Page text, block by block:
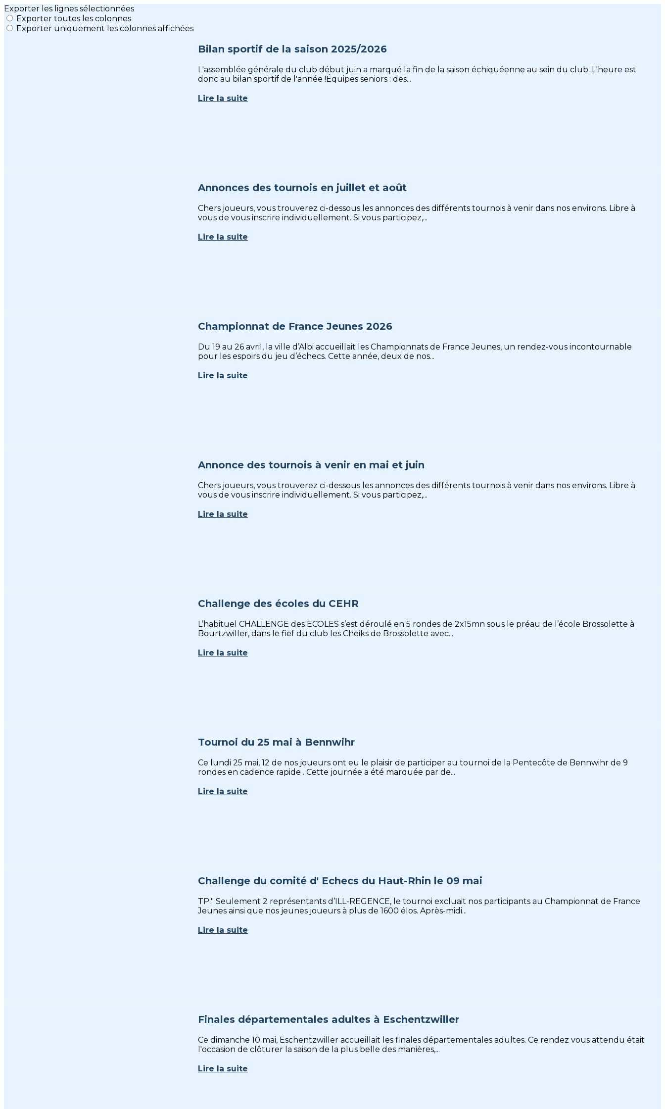
Exporter les lignes sélectionnées
Exporter toutes les colonnes
Exporter uniquement les colonnes affichées
Bilan sportif de la saison 2025/2026
L'assemblée générale du club début juin a marqué la fin de la saison échiquéenne au sein du club. L'heure est
donc au bilan sportif de l'année !Équipes seniors : des...
Lire la suite
Annonces des tournois en juillet et août
Chers joueurs, vous trouverez ci-dessous les annonces des différents tournois à venir dans nos environs. Libre à
vous de vous inscrire individuellement. Si vous participez,...
Lire la suite
Championnat de France Jeunes 2026
Du 19 au 26 avril, la ville d’Albi accueillait les Championnats de France Jeunes, un rendez-vous incontournable
pour les espoirs du jeu d’échecs. Cette année, deux de nos...
Lire la suite
Annonce des tournois à venir en mai et juin
Chers joueurs, vous trouverez ci-dessous les annonces des différents tournois à venir dans nos environs. Libre à
vous de vous inscrire individuellement. Si vous participez,...
Lire la suite
Challenge des écoles du CEHR
L’habituel CHALLENGE des ECOLES s’est déroulé en 5 rondes de 2x15mn sous le préau de l’école Brossolette à
Bourtzwiller, dans le fief du club les Cheiks de Brossolette avec...
Lire la suite
Tournoi du 25 mai à Bennwihr
Ce lundi 25 mai, 12 de nos joueurs ont eu le plaisir de participer au tournoi de la Pentecôte de Bennwihr de 9
rondes en cadence rapide . Cette journée a été marquée par de...
Lire la suite
Challenge du comité d' Echecs du Haut-Rhin le 09 mai
TP:" Seulement 2 représentants d’ILL-REGENCE, le tournoi excluait nos participants au Championnat de France
Jeunes ainsi que nos jeunes joueurs à plus de 1600 élos. Après-midi...
Lire la suite
Finales départementales adultes à Eschentzwiller
Ce dimanche 10 mai, Eschentzwiller accueillait les finales départementales adultes. Ce rendez vous attendu était
l'occasion de clôturer la saison de la plus belle des manières,...
Lire la suite